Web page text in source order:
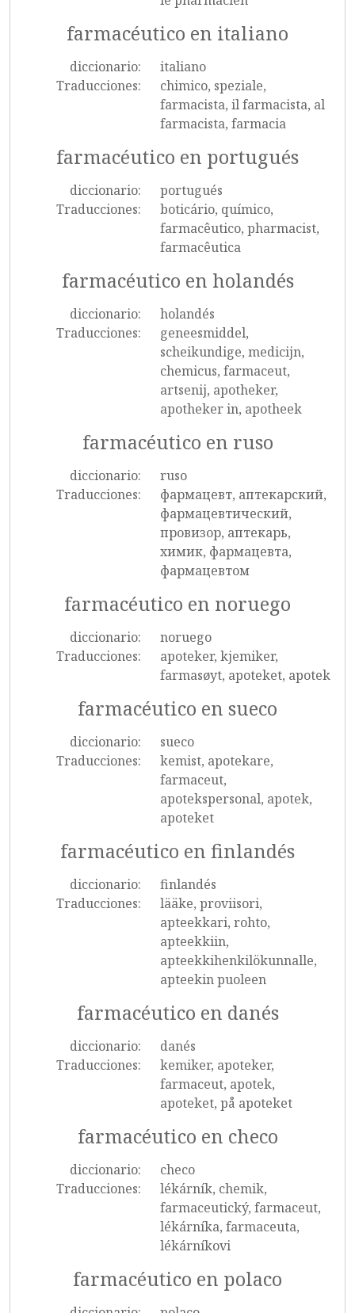
farmacéutico en italiano
diccionario:
italiano
Traducciones:
chimico, speziale,
farmacista, il farmacista, al
farmacista, farmacia
farmacéutico en portugués
diccionario:
portugués
Traducciones:
boticário, químico,
farmacêutico, pharmacist,
farmacêutica
farmacéutico en holandés
diccionario:
holandés
Traducciones:
geneesmiddel,
scheikundige, medicijn,
chemicus, farmaceut,
artsenij, apotheker,
apotheker in, apotheek
farmacéutico en ruso
diccionario:
ruso
Traducciones:
фармацевт, аптекарский,
фармацевтический,
провизор, аптекарь,
химик, фармацевта,
фармацевтом
farmacéutico en noruego
diccionario:
noruego
Traducciones:
apoteker, kjemiker,
farmasøyt, apoteket, apotek
farmacéutico en sueco
diccionario:
sueco
Traducciones:
kemist, apotekare,
farmaceut,
apotekspersonal, apotek,
apoteket
farmacéutico en finlandés
diccionario:
finlandés
Traducciones:
lääke, proviisori,
apteekkari, rohto,
apteekkiin,
apteekkihenkilökunnalle,
apteekin puoleen
farmacéutico en danés
diccionario:
danés
Traducciones:
kemiker, apoteker,
farmaceut, apotek,
apoteket, på apoteket
farmacéutico en checo
diccionario:
checo
Traducciones:
lékárník, chemik,
farmaceutický, farmaceut,
lékárníka, farmaceuta,
lékárníkovi
farmacéutico en polaco